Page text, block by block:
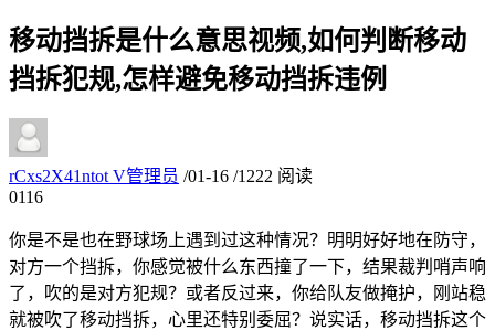
移动挡拆是什么意思视频,如何判断移动
挡拆犯规,怎样避免移动挡拆违例
rCxs2X41ntot V管理员 /01-16 /1222 阅读
0116
你是不是也在野球场上遇到过这种情况？明明好好地在防守，
对方一个挡拆，你感觉被什么东西撞了一下，结果裁判哨声响
了，吹的是对方犯规？或者反过来，你给队友做掩护，刚站稳
就被吹了移动挡拆，心里还特别委屈？说实话，移动挡拆这个